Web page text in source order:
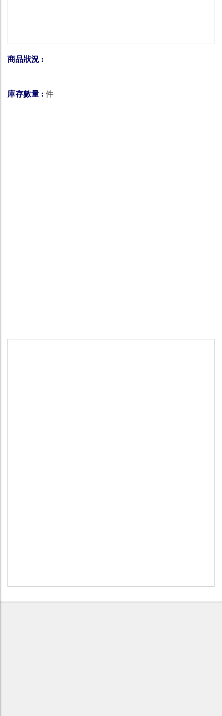
商品狀況 :
庫存數量 : 件